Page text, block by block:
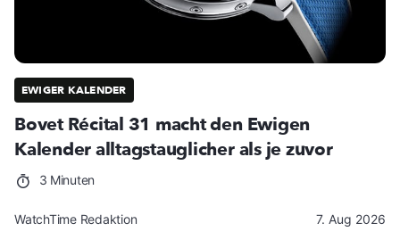
EWIGER KALENDER
Bovet Récital 31 macht den Ewigen
Kalender alltagstauglicher als je zuvor
3 Minuten
WatchTime Redaktion 7. Aug 2026